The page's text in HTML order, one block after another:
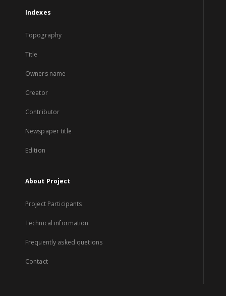
Indexes
Topography
Title
Owners name
Creator
Contributor
Newspaper title
Edition
About Project
Project Participants
Technical information
Frequently asked quetions
Contact